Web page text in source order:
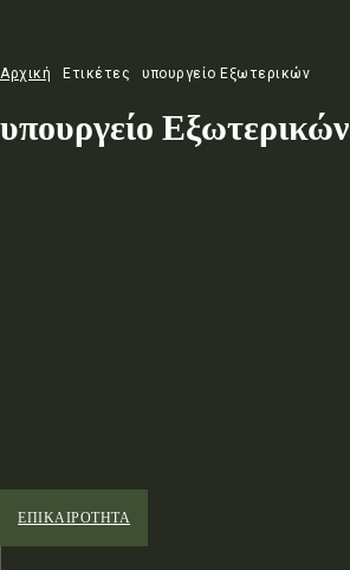
Αρχική Ετικέτες υπουργείο Εξωτερικών
υπουργείο Εξωτερικών
ΕΠΙΚΑΙΡΟΤΗΤΑ